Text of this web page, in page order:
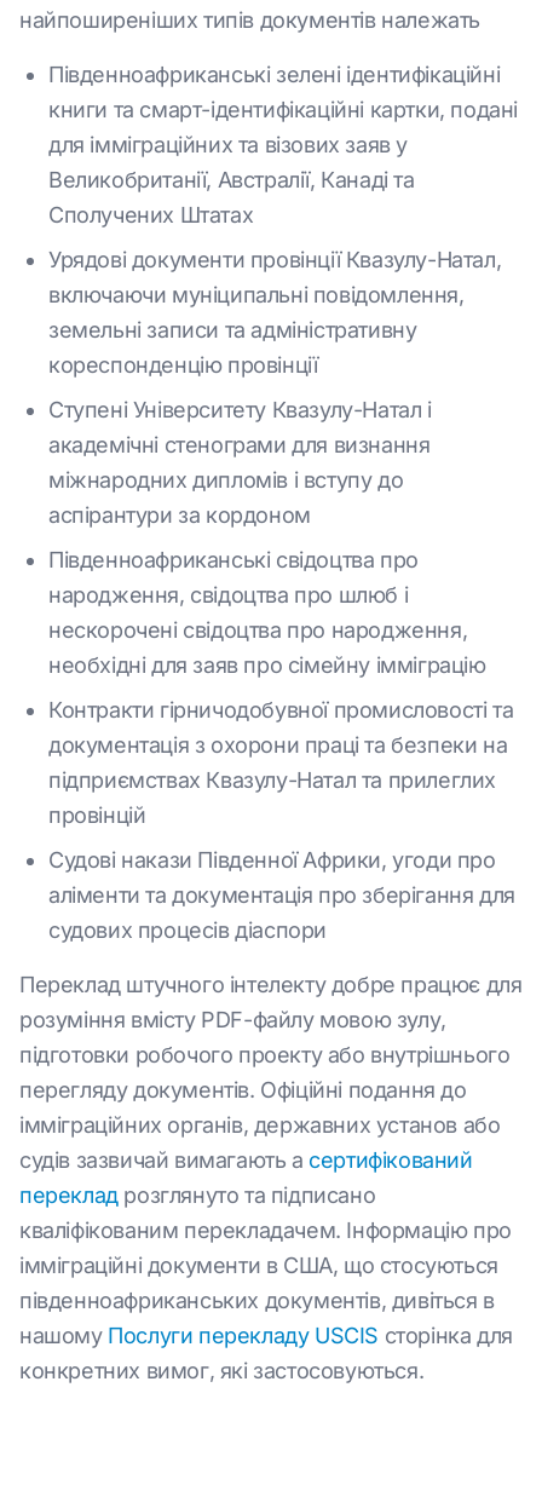
найпоширеніших типів документів належать
Південноафриканські зелені ідентифікаційні
книги та смарт-ідентифікаційні картки, подані
для імміграційних та візових заяв у
Великобританії, Австралії, Канаді та
Сполучених Штатах
Урядові документи провінції Квазулу-Натал,
включаючи муніципальні повідомлення,
земельні записи та адміністративну
кореспонденцію провінції
Ступені Університету Квазулу-Натал і
академічні стенограми для визнання
міжнародних дипломів і вступу до
аспірантури за кордоном
Південноафриканські свідоцтва про
народження, свідоцтва про шлюб і
нескорочені свідоцтва про народження,
необхідні для заяв про сімейну імміграцію
Контракти гірничодобувної промисловості та
документація з охорони праці та безпеки на
підприємствах Квазулу-Натал та прилеглих
провінцій
Судові накази Південної Африки, угоди про
аліменти та документація про зберігання для
судових процесів діаспори
Переклад штучного інтелекту добре працює для
розуміння вмісту PDF-файлу мовою зулу,
підготовки робочого проекту або внутрішнього
перегляду документів. Офіційні подання до
імміграційних органів, державних установ або
судів зазвичай вимагають a сертифікований
перекладрозглянуто та підписано
кваліфікованим перекладачем. Інформацію про
імміграційні документи в США, що стосуються
південноафриканських документів, дивіться в
нашому Послуги перекладу USCIS сторінка для
конкретних вимог, які застосовуються.